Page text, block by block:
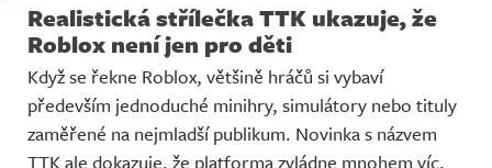
Realistická střílečka TTK ukazuje, že
Roblox není jen pro děti
Když se řekne Roblox, většině hráčů si vybaví
především jednoduché minihry, simulátory nebo tituly
zaměřené na nejmladší publikum. Novinka s názvem
TTK ale dokazuje, že platforma zvládne mnohem víc.